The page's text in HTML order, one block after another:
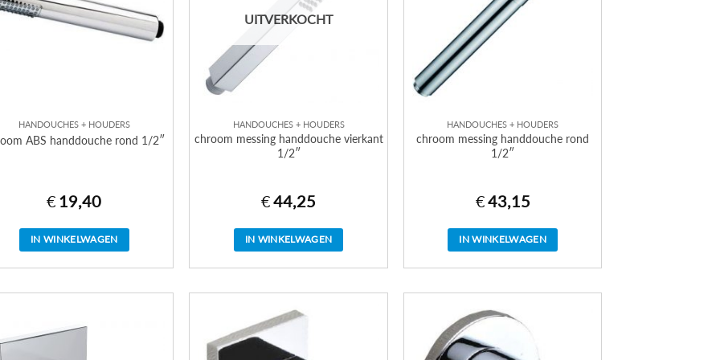
HANDOUCHES + HOUDERS
ABS handdouche rond 1/2″
€ 19,40
IN WINKELWAGEN
UITVERKOCHT
HANDOUCHES + HOUDERS
chroom messing handdouche vierkant
1/2″
€44,25
IN WINKELWAGEN
HANDOUCHES + HOUDERS
chroom messing handdouche rond
1/2″
€43,15
IN WINKELWAGEN